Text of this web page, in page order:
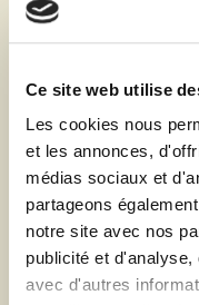
Ce site web utilise
Les cookies nous
et les annonces,
médias sociaux et
partageons
notre site avec nos
publicité et
avec d'autres
flamme, et certains
d’un système qui
déconcertante. Il
bioéthanol fourni par
longue portée, et en
profiter d'un feu
offrir une combustion
jusqu'à 1,5 heures
de profiter de votre